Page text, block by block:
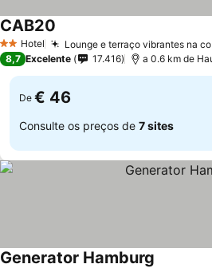
2 Estrelas
Hotel Lounge e terraço vibrantes na
CAB20
8,7 Excelente 17.416 a 0.6 km de
De € 46
Consulte os preços de 7 sites
Generator Hamburg